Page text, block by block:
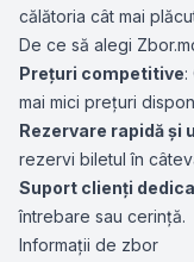
călătoria cât mai
De ce să alegi
Prețuri competitive:
mai mici prețuri
Rezervare rapidă și
rezervi biletul în
Suport clienți
întrebare sau cerință.
Informații de zbor